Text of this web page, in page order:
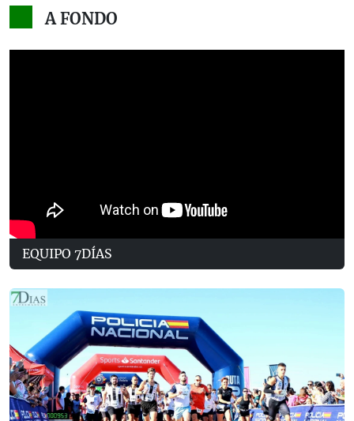
A FONDO
EQUIPO 7DÍAS